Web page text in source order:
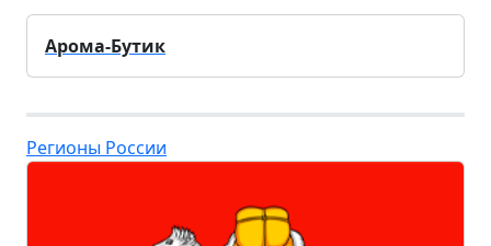
Арома-Бутик
Регионы России